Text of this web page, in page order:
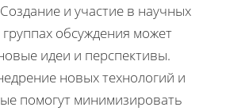
и участие в научных
обсуждения может
идеи и перспективы.
новых технологий и
помогут минимизировать